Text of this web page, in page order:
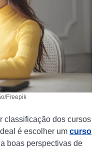
Freepik
classificação dos cursos
é escolher um curso
boas perspectivas de